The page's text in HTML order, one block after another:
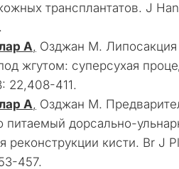
трансплантатов. J
А, Озджан М. Липосакция
жгутом: суперсухая
22,408-411.
А, Озджан М.
питаемый дорсально-
реконструкции кисти. Br J
457.